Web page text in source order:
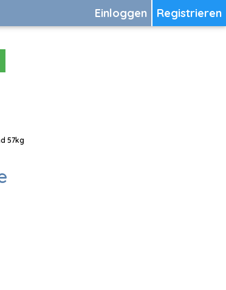
Registrieren
Einloggen
57kg